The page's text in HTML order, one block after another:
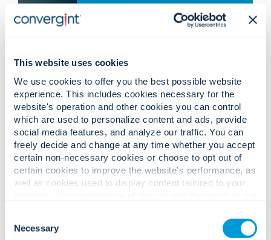
This website uses cookies
We use cookies to offer you the best possible website
experience. This includes cookies necessary for the
website's operation and other cookies you can control
which are used to personalize content and ads, provide
social media features, and analyze our traffic. You can
freely decide and change at any time whether you accept
certain non-necessary cookies or choose to opt out of
certain cookies to improve the website's performance, as
well as cookies used to display content tailored to your
cookies. Click "Show details" below for more information
about who we share your information with.
Selection
Necessary
Notification de masse
Alertes vocales, textuelles, visuelles
des campus.
Systèmes de sonorisation et de
radiomessagerie
Systèmes de radiomessagerie
évolutifs pour les opérations
quotidiennes et les communications
d'urgence.
Alerte multicanal
Diffusion simultanée sur haut-
parleurs, écrans, appareils mobiles et
ordinateurs de bureau.